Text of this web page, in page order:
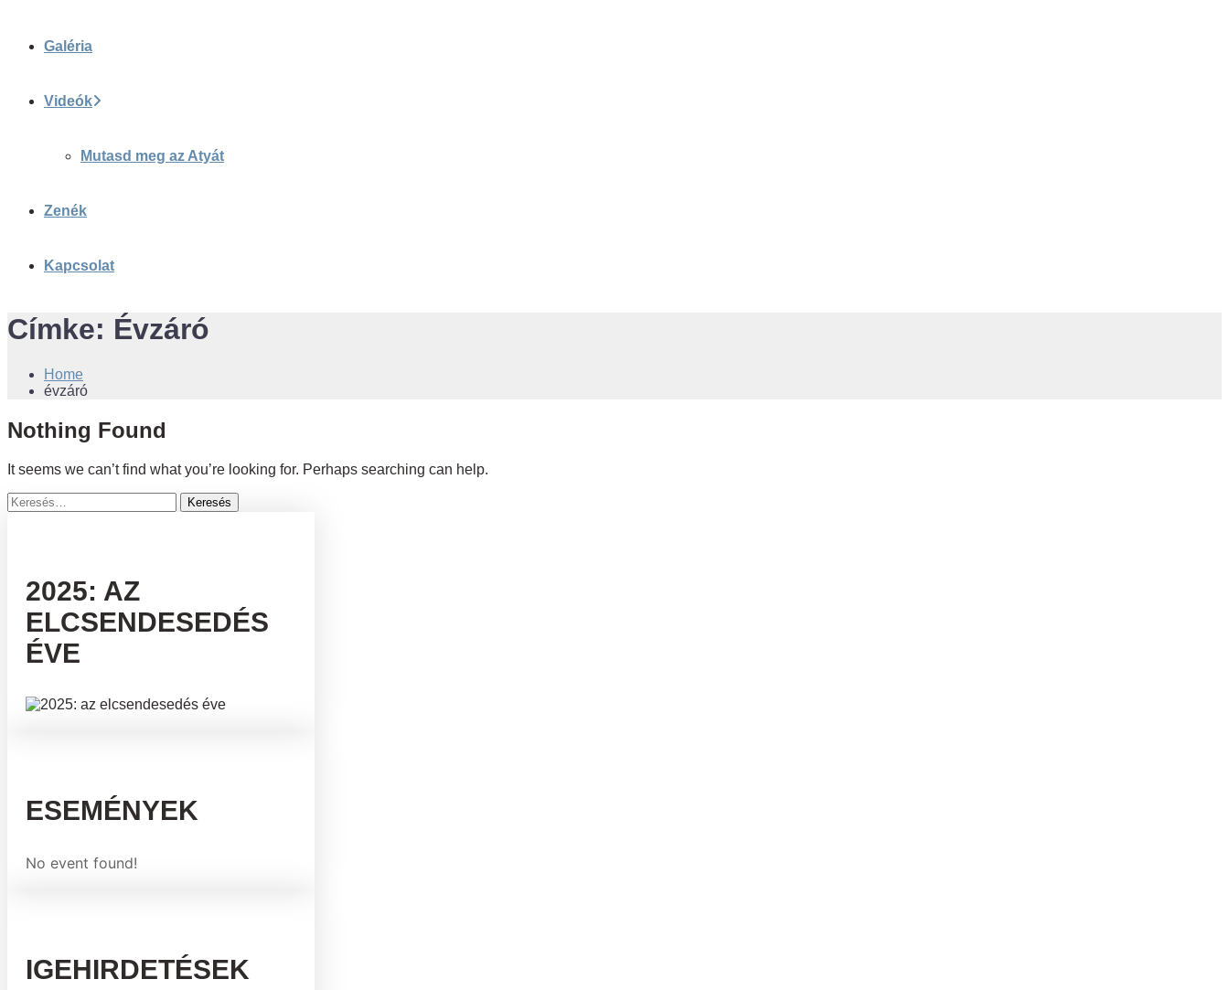
Galéria
Videók
Mutasd meg az Atyát
Zenék
Kapcsolat
Címke: Évzáró
Home
évzáró
Nothing Found
It seems we can’t find what you’re looking for. Perhaps searching can help.
Keresés:
2025: AZ
ELCSENDESEDÉS
ÉVE
ESEMÉNYEK
No event found!
IGEHIRDETÉSEK